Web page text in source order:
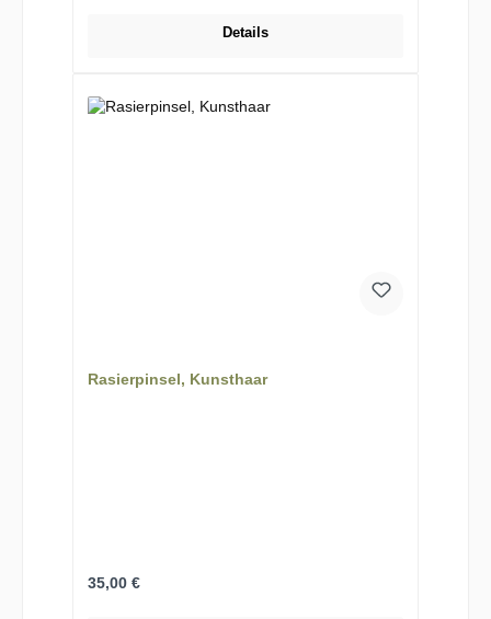
Details
Rasierpinsel, Kunsthaar
Regulärer Preis:
35,00 €